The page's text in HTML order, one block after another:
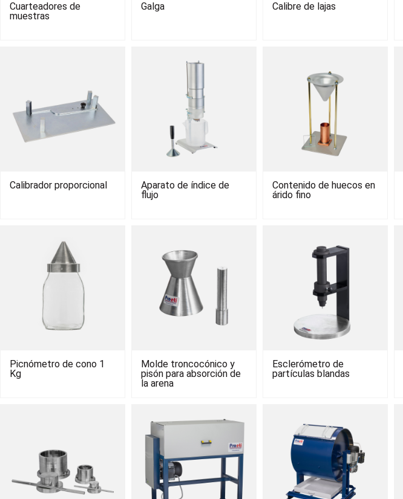
Cuarteadores de
muestras
Galga Calibre de lajas
Calibrador proporcional
Aparato de índice de
flujo
Contenido de huecos en
árido fino
Picnómetro de cono 1
Kg
Molde troncocónico y
pisón para absorción de
la arena
Esclerómetro de
partículas blandas